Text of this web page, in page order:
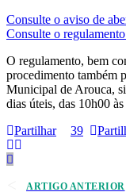
Consulte o aviso de
Consulte o
O regulamento, bem
procedimento também
Municipal de Arouca,
dias úteis, das 10h00
Partilhar
39
ARTIGO ANTERIOR